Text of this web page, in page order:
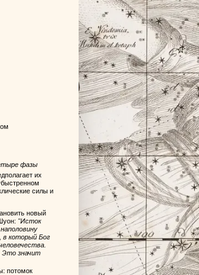
фазы
их
силы и
новый
"Исток
в который Бог
Это значит
потомок